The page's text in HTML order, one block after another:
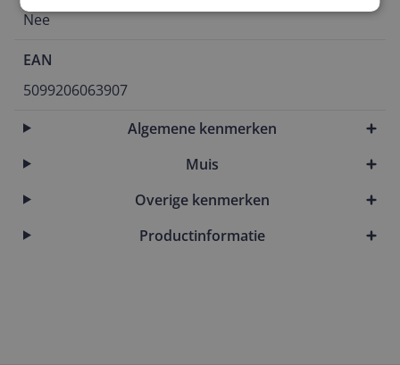
Nee
EAN
5099206063907
Algemene kenmerken
Muis
Overige kenmerken
Productinformatie